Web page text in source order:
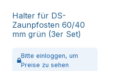
Halter für DS-
Zaunpfosten 60/40
mm grün (3er Set)
Bitte einloggen, um
Preise zu sehen